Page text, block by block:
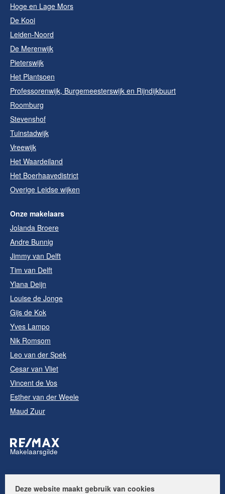
Hoge en Lage Mors
De Kooi
Leiden-Noord
De Merenwijk
Pieterswijk
Het Plantsoen
Professorenwijk, Burgemeesterswijk en Rijndijkbuurt
Roomburg
Stevenshof
Tuinstadwijk
Vreewijk
Het Waardeiland
Het Boerhaavedistrict
Overige Leidse wijken
Onze makelaars
Jolanda Broere
Andre Bunnig
Jimmy van Delft
Tim van Delft
Ylana Deijn
Louise de Jonge
Gijs de Kok
Yves Lampo
Nik Romsom
Leo van der Spek
Cesar van Vliet
Vincent de Vos
Esther van der Weele
Maud Zuur
Makelaarsgilde
Deze website maakt gebruik van cookies